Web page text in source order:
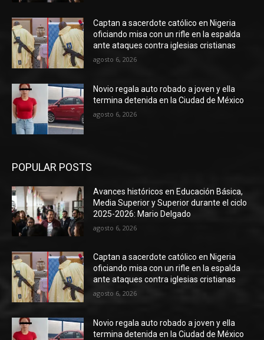
Captan a sacerdote católico en Nigeria
oficiando misa con un rifle en la espalda
ante ataques contra iglesias cristianas
agosto 6, 2026
Novio regala auto robado a joven y ella
termina detenida en la Ciudad de México
agosto 6, 2026
POPULAR POSTS
Avances históricos en Educación Básica,
Media Superior y Superior durante el ciclo
2025-2026: Mario Delgado
agosto 6, 2026
Captan a sacerdote católico en Nigeria
oficiando misa con un rifle en la espalda
ante ataques contra iglesias cristianas
agosto 6, 2026
Novio regala auto robado a joven y ella
termina detenida en la Ciudad de México